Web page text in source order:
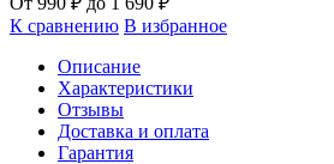
К сравнению В избранное
Описание
Характеристики
Отзывы
Доставка и оплата
Гарантия